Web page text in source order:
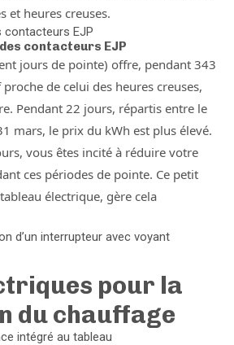
et heures creuses.
contacteurs EJP
contacteurs EJP
jours de pointe) offre, pendant 343
de celui des heures creuses,
Pendant 22 jours, répartis entre le
mars, le prix du kWh est plus élevé.
vous êtes incité à réduire votre
ces périodes de pointe. Ce petit
électrique, gère cela
d’un interrupteur avec voyant
pour la
du chauffage
intégré au tableau